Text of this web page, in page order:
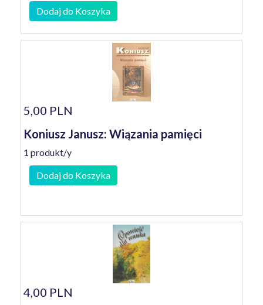
Dodaj do Koszyka
5,00 PLN
Koniusz Janusz: Wiązania pamięci
1 produkt/y
Dodaj do Koszyka
4,00 PLN